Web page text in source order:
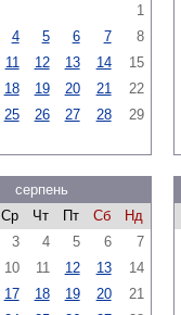
1
4 5 6 7
8
11 12 13 14
15
18 19 20 21
22
25 26 27 28
29
серпень
Ср Чт Пт Сб
Нд
3 4 5 6
7
10 11 12 13
14
17 18 19 20
21